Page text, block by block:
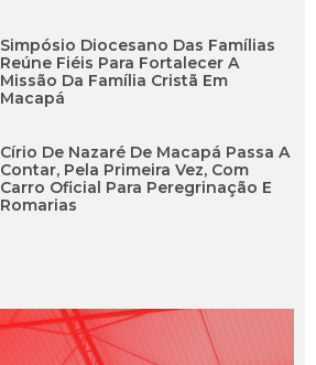
Simpósio Diocesano Das Famílias
Reúne Fiéis Para Fortalecer A
Missão Da Família Cristã Em
Macapá
Círio De Nazaré De Macapá Passa A
Contar, Pela Primeira Vez, Com
Carro Oficial Para Peregrinação E
Romarias